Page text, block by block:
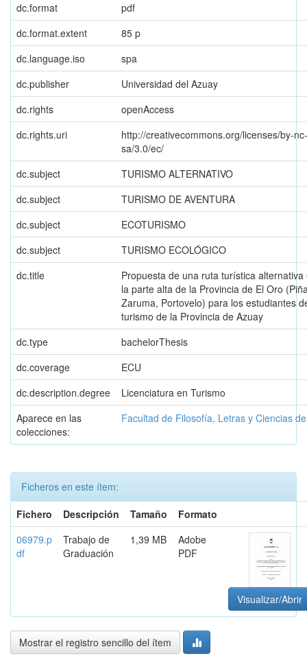
dc.format
pdf
dc.format.extent
85 p
dc.language.iso
spa
dc.publisher
Universidad del Azuay
dc.rights
openAccess
dc.rights.uri
http://creativecommons.org/licenses/by-nc-
sa/3.0/ec/
dc.subject
TURISMO ALTERNATIVO
dc.subject
TURISMO DE AVENTURA
dc.subject
ECOTURISMO
dc.subject
TURISMO ECOLÓGICO
dc.title
Propuesta de una ruta turística alternativa
la parte alta de la Provincia de El Oro
Zaruma, Portovelo) para los estudiantes
turismo de la Provincia de Azuay
dc.type
bachelorThesis
dc.coverage
ECU
dc.description.degree
Licenciatura en Turismo
Aparece en las
colecciones:
Facultad de Filosofía, Letras y Ciencias
Ficheros en este ítem:
Fichero
Descripción Tamaño
Formato
06979.p
df
Trabajo de
Graduación
1,39 MB
Adobe
PDF
Visualizar/Abrir
Mostrar el registro sencillo del ítem